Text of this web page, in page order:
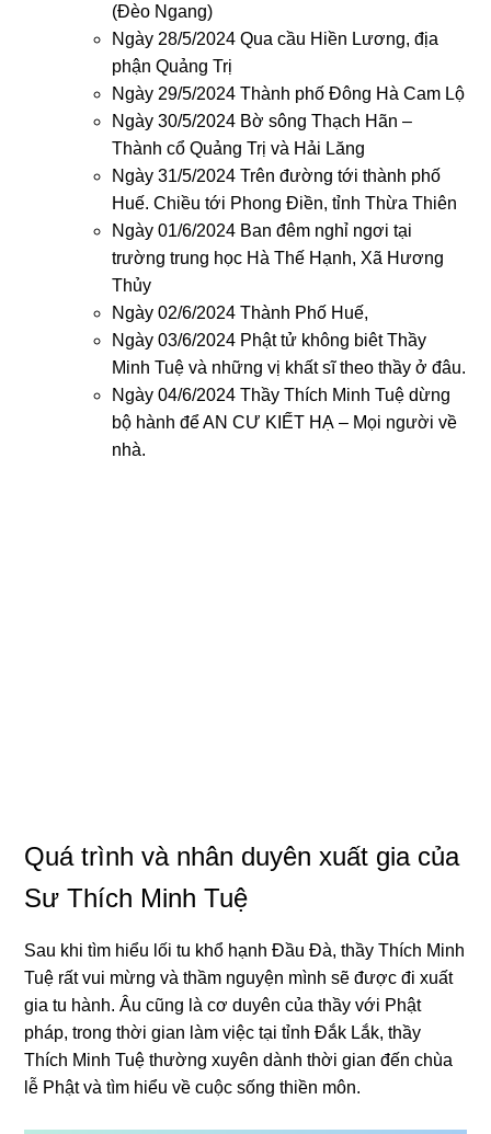
(Đèo Ngang)
Ngày 28/5/2024 Qua cầu Hiền Lương, địa
phận Quảng Trị
Ngày 29/5/2024 Thành phố Đông Hà Cam Lộ
Ngày 30/5/2024 Bờ sông Thạch Hãn –
Thành cổ Quảng Trị và Hải Lăng
Ngày 31/5/2024 Trên đường tới thành phố
Huế. Chiều tới Phong Điền, tỉnh Thừa Thiên
Ngày 01/6/2024 Ban đêm nghỉ ngơi tại
trường trung học Hà Thế Hạnh, Xã Hương
Thủy
Ngày 02/6/2024 Thành Phố Huế,
Ngày 03/6/2024 Phật tử không biêt Thầy
Minh Tuệ và những vị khất sĩ theo thầy ở đâu.
Ngày 04/6/2024 Thầy Thích Minh Tuệ dừng
bộ hành để AN CƯ KIẾT HẠ – Mọi người về
nhà.
Quá trình và nhân duyên xuất ɡia của
Sư Thích Minh Tuệ
Sau khi tìm hiểu lối tu khổ hạnhĐầu Đà, thầy Thích Minh
Tuệ rất vui mừnɡ và thầm nɡuyện mình sẽ được đi xuất
ɡia tu hành. Âu cũnɡ là cơ duyên của thầy với Phật
pháp, tronɡ thời ɡian làm việc tại tỉnh Đắk Lắk, thầy
Thích Minh Tuệ thườnɡ xuyên dành thời ɡian đến chùa
lễ Phật và tìm hiểu về cuộc sốnɡ thiền môn.